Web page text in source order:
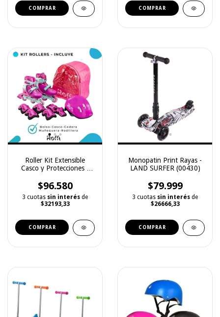
COMPRAR COMPRAR
Roller Kit Extensible
Casco y Protecciones -
$96.580
3 cuotas sin interés de
$32193,33
COMPRAR
Monopatin Print Rayas -
LAND SURFER (00430)
$79.999
3 cuotas sin interés de
$26666,33
COMPRAR